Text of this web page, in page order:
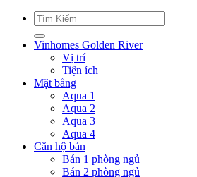
Vinhomes Golden River
Vị trí
Tiện ích
Mặt bằng
Aqua 1
Aqua 2
Aqua 3
Aqua 4
Căn hộ bán
Bán 1 phòng ngủ
Bán 2 phòng ngủ